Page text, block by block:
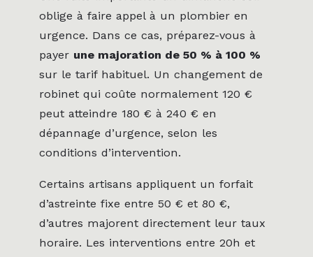
oblige à faire appel à un plombier en
urgence. Dans ce cas, préparez-vous à
payer une majoration de 50 % à 100 %
sur le tarif habituel. Un changement de
robinet qui coûte normalement 120 €
peut atteindre 180 € à 240 € en
dépannage d’urgence, selon les
conditions d’intervention.
Certains artisans appliquent un forfait
d’astreinte fixe entre 50 € et 80 €,
d’autres majorent directement leur taux
horaire. Les interventions entre 20h et